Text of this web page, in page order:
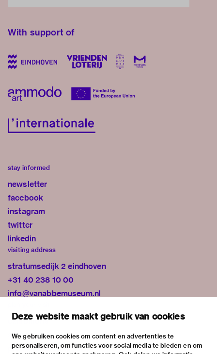
Deze website maakt gebruik van cookies
We gebruiken cookies om content en advertenties te
personaliseren, om functies voor social media te bieden en om
With support of
stay informed
newsletter
facebook
instagram
twitter
linkedin
visiting address
stratumsedijk 2 eindhoven
+31 40 238 10 00
info@vanabbemuseum.nl
exhibitions
activities
practical information